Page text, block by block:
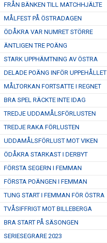
FRÅN BÄNKEN TILL MATCHHJÄLTE
MÅLFEST PÅ ÖSTRADAGEN
ÖDÅKRA VAR NUMRET STÖRRE
ÄNTLIGEN TRE POÄNG
STARK UPPHÄMTNING AV ÖSTRA
DELADE POÄNG INFÖR UPPEHÅLLET
MÅLTORKAN FORTSATTE I REGNET
BRA SPEL RÄCKTE INTE IDAG
TREDJE UDDAMÅLSFÖRLUSTEN
TREDJE RAKA FÖRLUSTEN
UDDAMÅLSFÖRLUST MOT VIKEN
ÖDÅKRA STARKAST I DERBYT
FÖRSTA SEGERN I FEMMAN
FÖRSTA POÄNGEN I FEMMAN
TUNG START I FEMMAN FÖR ÖSTRA
TVÅSIFFRIGT MOT BILLEBERGA
BRA START PÅ SÄSONGEN
SERIESEGRARE 2023